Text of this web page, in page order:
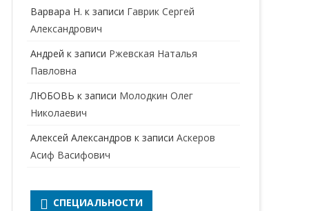
НЕФРОЛОГ
ОТОЛАРИНГОЛОГ
ОФТАЛЬМОЛОГ
ПРОКТОЛОГ
РЕВМАТОЛОГ
Варвара Н. к записи Гаврик Сергей
Александрович
Андрей к записи Ржевская Наталья
Павловна
ЛЮБОВЬ к записи Молодкин Олег
Николаевич
Алексей Александров к записиАскеров
Асиф Васифович
СПЕЦИАЛЬНОСТИ